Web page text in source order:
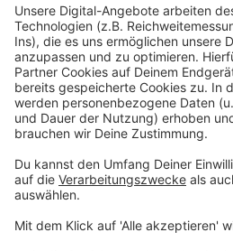
Jetzt Push
DAS KÖNNTE DICH AUCH